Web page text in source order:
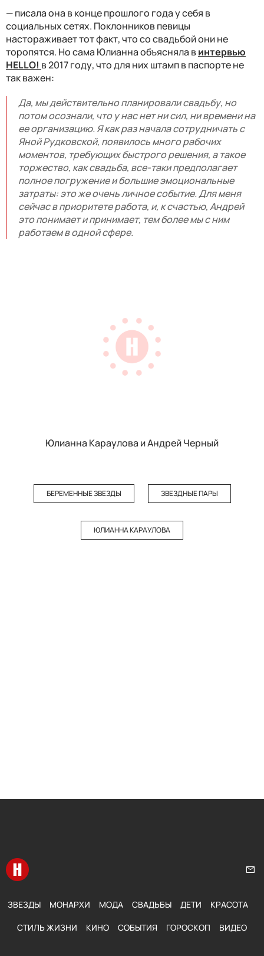
— писала она в конце прошлого года у себя в
социальных сетях. Поклонников певицы
настораживает тот факт, что со свадьбой они не
торопятся. Но сама Юлианна объясняла винтервью
HELLO! в 2017 году, что для них штамп в паспорте не
так важен:
Да, мы действительно планировали свадьбу, но
потом осознали, что у нас нет ни сил, ни времени на
ее организацию. Я как раз начала сотрудничать с
Яной Рудковской, появилось много рабочих
моментов, требующих быстрого решения, а такое
торжество, как свадьба, все-таки предполагает
полное погружение и большие эмоциональные
затраты: это же очень личное событие. Для меня
сейчас в приоритете работа, и, к счастью, Андрей
это понимает и принимает, тем более мы с ним
работаем в одной сфере.
Юлианна Караулова и Андрей Черный
БЕРЕМЕННЫЕ ЗВЕЗДЫ ЗВЕЗДНЫЕ ПАРЫ
ЮЛИАННА КАРАУЛОВА
Перейти на главную
ЗВЕЗДЫ МОНАРХИ МОДА СВАДЬБЫ ДЕТИ КРАСОТА
СТИЛЬ ЖИЗНИ КИНО СОБЫТИЯ ГОРОСКОП ВИДЕО